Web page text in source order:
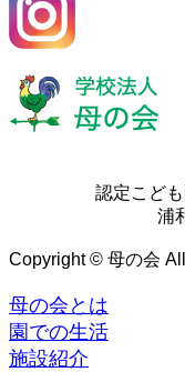
認定こど
浦
Copyright © 母の会
母の会とは
園での生活
施設紹介